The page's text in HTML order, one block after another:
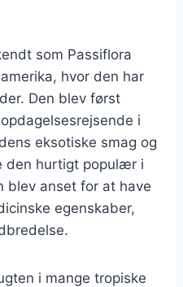
som Passiflora
hvor den har
Den blev først
i
eksotiske smag og
den hurtigt populær i
blev anset for at have
egenskaber,
i mange tropiske